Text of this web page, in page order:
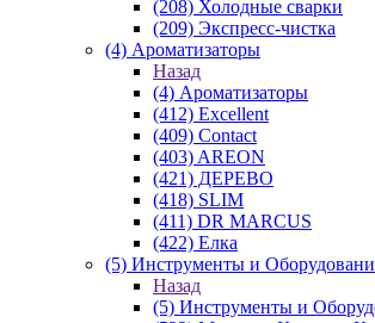
(208) Холодные сварки
(209) Экспреcс-чистка
(4) Ароматизаторы
Назад
(4) Ароматизаторы
(412) Excellent
(409) Contact
(403) AREON
(421) ДЕРЕВО
(418) SLIM
(411) DR MARCUS
(422) Елка
(5) Инструменты и
Назад
(5) Инструменты и